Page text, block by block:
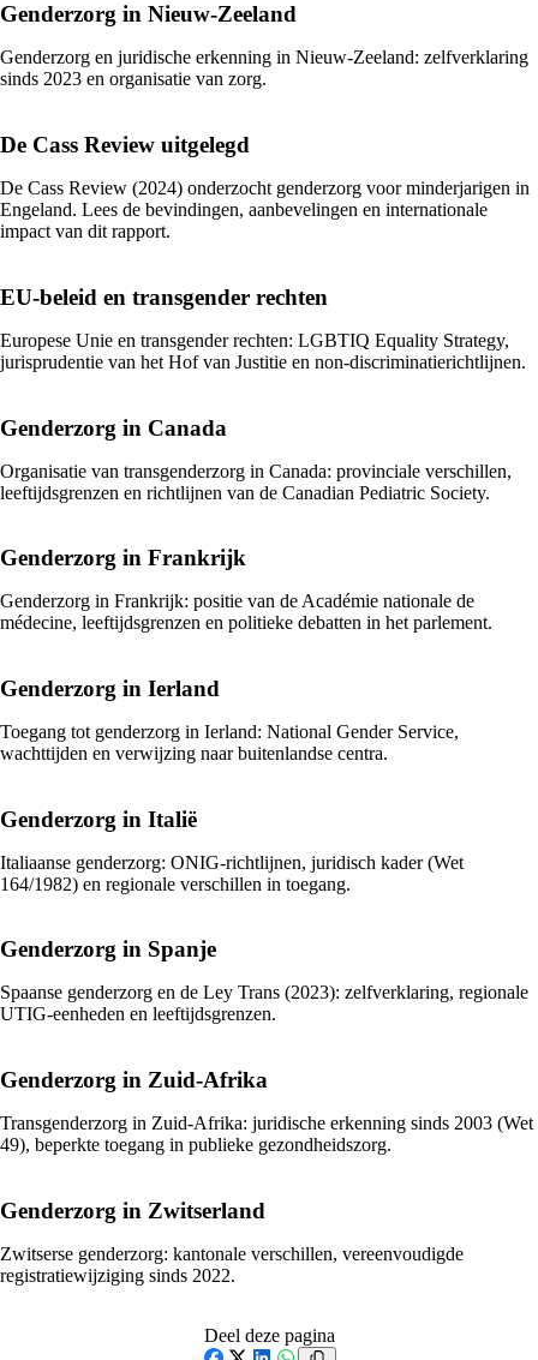
Genderzorg in Nieuw-Zeeland
Genderzorg en juridische erkenning in Nieuw-Zeeland: zelfverklaring
sinds 2023 en organisatie van zorg.
De Cass Review uitgelegd
De Cass Review (2024) onderzocht genderzorg voor minderjarigen in
Engeland. Lees de bevindingen, aanbevelingen en internationale
impact van dit rapport.
EU-beleid en transgender rechten
Europese Unie en transgender rechten: LGBTIQ Equality Strategy,
jurisprudentie van het Hof van Justitie en non-discriminatierichtlijnen.
Genderzorg in Canada
Organisatie van transgenderzorg in Canada: provinciale verschillen,
leeftijdsgrenzen en richtlijnen van de Canadian Pediatric Society.
Genderzorg in Frankrijk
Genderzorg in Frankrijk: positie van de Académie nationale de
médecine, leeftijdsgrenzen en politieke debatten in het parlement.
Genderzorg in Ierland
Toegang tot genderzorg in Ierland: National Gender Service,
wachttijden en verwijzing naar buitenlandse centra.
Genderzorg in Italië
Italiaanse genderzorg: ONIG-richtlijnen, juridisch kader (Wet
164/1982) en regionale verschillen in toegang.
Genderzorg in Spanje
Spaanse genderzorg en de Ley Trans (2023): zelfverklaring, regionale
UTIG-eenheden en leeftijdsgrenzen.
Genderzorg in Zuid-Afrika
Transgenderzorg in Zuid-Afrika: juridische erkenning sinds 2003 (Wet
49), beperkte toegang in publieke gezondheidszorg.
Genderzorg in Zwitserland
Zwitserse genderzorg: kantonale verschillen, vereenvoudigde
registratiewijziging sinds 2022.
Deel deze pagina